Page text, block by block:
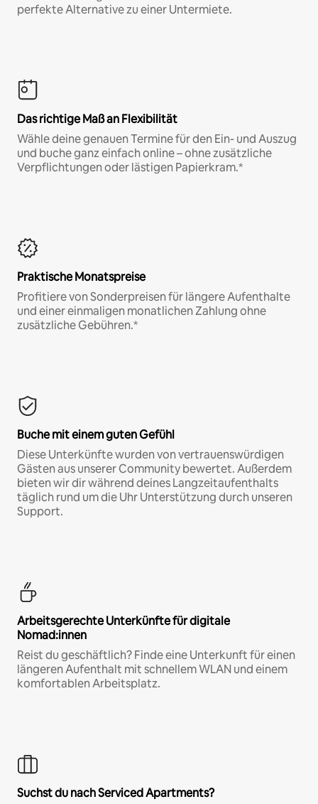
perfekte Alternative zu einer Untermiete.
Das richtige Maß an Flexibilität
Wähle deine genauen Termine für den Ein- und Auszug
und buche ganz einfach online – ohne zusätzliche
Verpflichtungen oder lästigen Papierkram.*
Praktische Monatspreise
Profitiere von Sonderpreisen für längere Aufenthalte
und einer einmaligen monatlichen Zahlung ohne
zusätzliche Gebühren.*
Buche mit einem guten Gefühl
Diese Unterkünfte wurden von vertrauenswürdigen
Gästen aus unserer Community bewertet. Außerdem
bieten wir dir während deines Langzeitaufenthalts
täglich rund um die Uhr Unterstützung durch unseren
Support.
Arbeitsgerechte Unterkünfte für digitale
Nomad:innen
Reist du geschäftlich? Finde eine Unterkunft für einen
längeren Aufenthalt mit schnellem WLAN und einem
komfortablen Arbeitsplatz.
Suchst du nach Serviced Apartments?